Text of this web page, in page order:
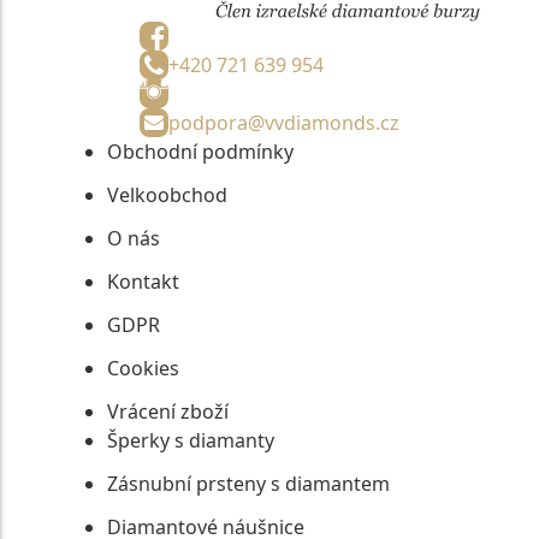
+420 721 639 954
podpora@vvdiamonds.cz
Obchodní podmínky
Velkoobchod
O nás
Kontakt
GDPR
Cookies
Vrácení zboží
Šperky s diamanty
Zásnubní prsteny s diamantem
Diamantové náušnice